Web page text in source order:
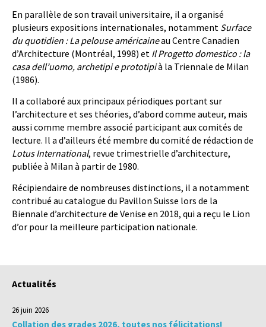
En parallèle de son travail universitaire, il a organisé
plusieurs expositions internationales, notamment Surface
du quotidien : La pelouse américaineau Centre Canadien
d’Architecture (Montréal, 1998) et Il Progetto domestico : la
casa dell’uomo, archetipi e prototipià la Triennale de Milan
(1986).
Il a collaboré aux principaux périodiques portant sur
l’architecture et ses théories, d’abord comme auteur, mais
aussi comme membre associé participant aux comités de
lecture. Il a d’ailleurs été membre du comité de rédaction de
Lotus International, revue trimestrielle d’architecture,
publiée à Milan à partir de 1980.
Récipiendaire de nombreuses distinctions, il a notamment
contribué au catalogue du Pavillon Suisse lors de la
Biennale d’architecture de Venise en 2018, qui a reçu le Lion
d’or pour la meilleure participation nationale.
Actualités
26 juin 2026
Collation des grades 2026, toutes nos félicitations!